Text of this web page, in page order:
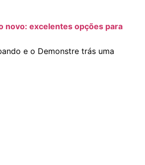
novo: excelentes opções para
e o Demonstre trás uma